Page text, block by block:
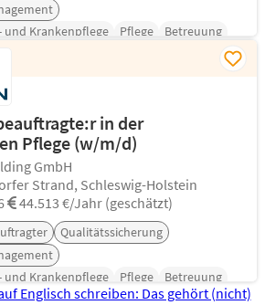
und Krankenpflege
Pflege Betreuung
in der
Pflege (w/m/d)
GmbH
Strand, Schleswig-Holstein
44.513 €/Jahr (geschätzt)
Qualitätssicherung
und Krankenpflege
Pflege Betreuung